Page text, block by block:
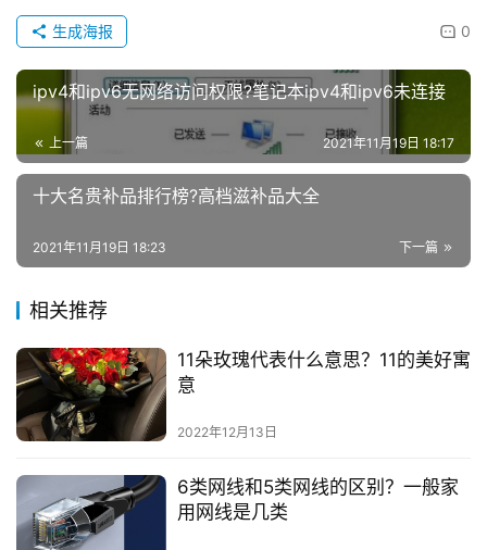
0
生成海报
ipv4和ipv6无网络访问权限?笔记本ipv4和ipv6未连接
上一篇 2021年11月19日 18:17
十大名贵补品排行榜?高档滋补品大全
下一篇
2021年11月19日 18:23
相关推荐
11朵玫瑰代表什么意思？11的美好寓
意
2022年12月13日
6类网线和5类网线的区别？一般家
用网线是几类